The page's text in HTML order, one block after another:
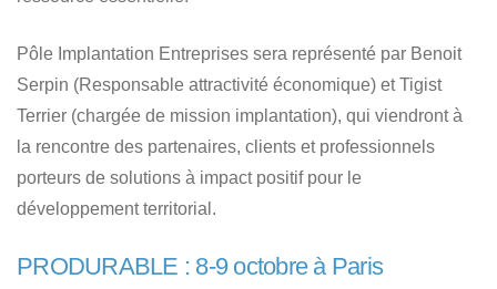
Pôle Implantation Entreprises sera représenté par Benoit
Serpin (Responsable attractivité économique) et Tigist
Terrier (chargée de mission implantation), qui viendront à
la rencontre des partenaires, clients et professionnels
porteurs de solutions à impact positif pour le
développement territorial.
PRODURABLE : 8-9 octobre à Paris